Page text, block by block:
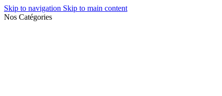
Skip to navigation Skip to main content
Nos Catégories